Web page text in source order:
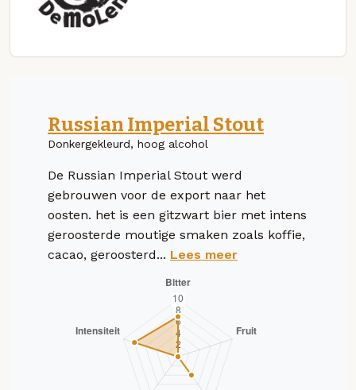
Russian Imperial Stout
Donkergekleurd, hoog alcohol
De Russian Imperial Stout werd
gebrouwen voor de export naar het
oosten. het is een gitzwart bier met intens
geroosterde moutige smaken zoals koffie,
cacao, geroosterd... Lees meer